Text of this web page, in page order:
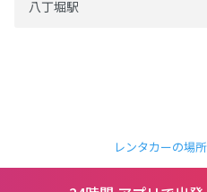
レンタカーの場